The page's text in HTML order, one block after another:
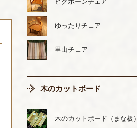
ゆったりチェア
里山チェア
木のカットボード
木のカットボード（まな板）